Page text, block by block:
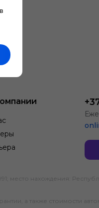
нахождения:
а также стоимости